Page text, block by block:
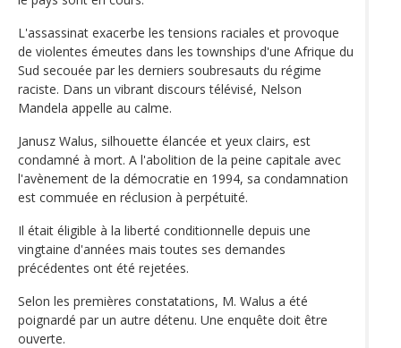
L'assassinat exacerbe les tensions raciales et provoque
de violentes émeutes dans les townships d'une Afrique du
Sud secouée par les derniers soubresauts du régime
raciste. Dans un vibrant discours télévisé, Nelson
Mandela appelle au calme.
Janusz Walus, silhouette élancée et yeux clairs, est
condamné à mort. A l'abolition de la peine capitale avec
l'avènement de la démocratie en 1994, sa condamnation
est commuée en réclusion à perpétuité.
Il était éligible à la liberté conditionnelle depuis une
vingtaine d'années mais toutes ses demandes
précédentes ont été rejetées.
Selon les premières constatations, M. Walus a été
poignardé par un autre détenu. Une enquête doit être
ouverte.